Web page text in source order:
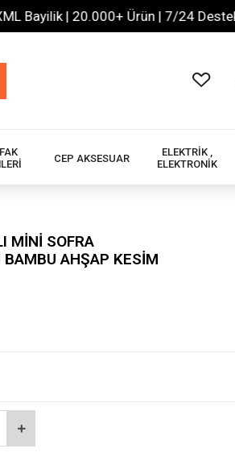
| 20.000+ Ürün | 7/24 Destek |
CEP AKSESUAR
ELEKTRİK ,
ELEKTRONİK
MİNİ SOFRA
AHŞAP KESİM